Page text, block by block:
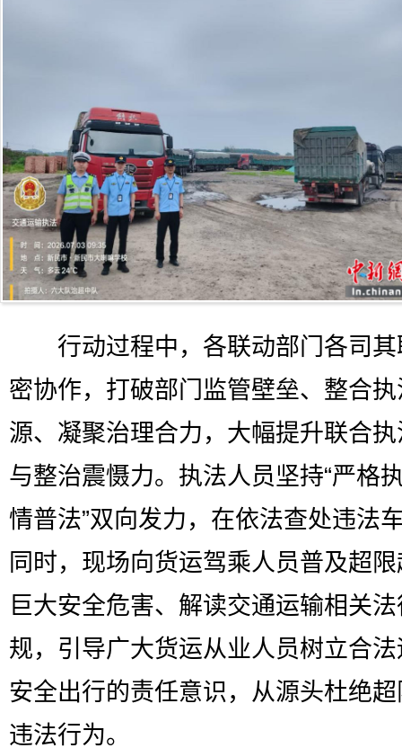
行动过程中，各联动部门各司其
密协作，打破部门监管壁垒、整合
源、凝聚治理合力，大幅提升联合
与整治震慑力。执法人员坚持“严格
情普法”双向发力，在依法查处违法
同时，现场向货运驾乘人员普及超
巨大安全危害、解读交通运输相关
规，引导广大货运从业人员树立合
安全出行的责任意识，从源头杜绝
违法行为。